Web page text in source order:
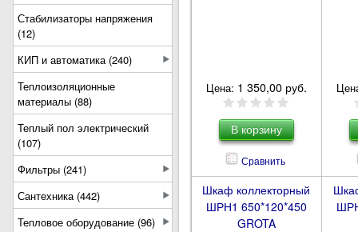
Цена: 1 350,00 руб.
Сравнить
Шкаф коллекторный
ШРН1 650*120*450
GROTA
Стабилизаторы напряжения
(12)
КИП и автоматика (240)
Теплоизоляционные
материалы (88)
Теплый пол электрический
(107)
Фильтры (241)
Сантехника (442)
Тепловое оборудование (96)